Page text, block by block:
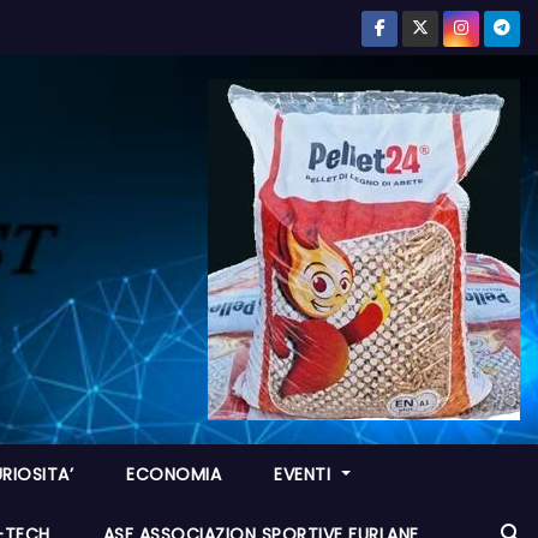
ECONOMIA EVENTI